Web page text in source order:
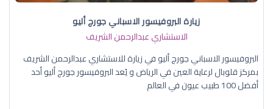
زيارة البروفيسور الاسباني جورج أليو
الاستشاري عبدالرحمن الشريف
البروفيسور الاسباني جورج أليو في زيارة للاستشاري عبدالرحمن الشريف
بمركز قلوبال لرعاية العين في الرياض و يُعد البروفيسور جورج أليو أحد
أفضل 100 طبيب عيون في العالم